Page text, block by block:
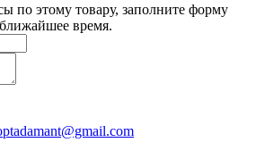
по этому товару, заполните форму
время.